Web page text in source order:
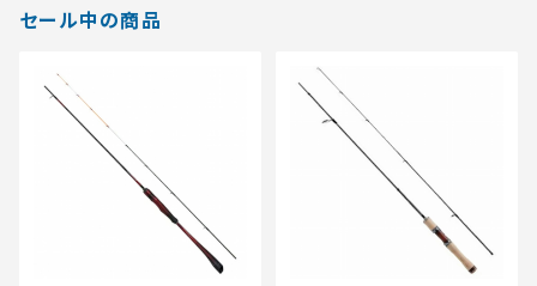
セール中の商品